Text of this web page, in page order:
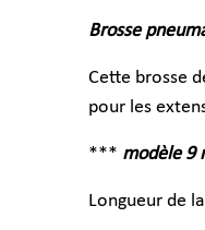
Brosse
Cette brosse
pour les
*** modèle 9
Longueur de